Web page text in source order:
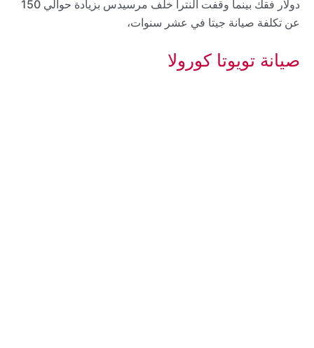
دولار فقك بينما وقفت النترا خلف مرسيدس بزيادة حوالي 150
عن تكلفة صيانة جيتا في عشر سنوات،
صيانة تويوتا كورولا